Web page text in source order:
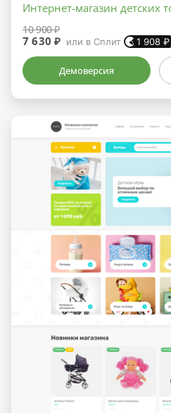
Интернет-магазин детских
10 900 ₽
7 630 ₽ или в Сплит 1 908 ₽
Демоверсия